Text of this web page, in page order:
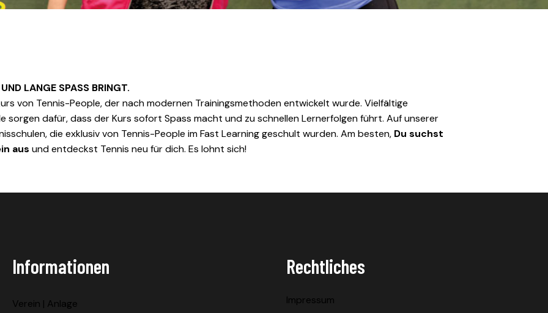
LANGE SPASS BRINGT.
von Tennis-People, der nach modernen Trainingsmethoden entwickelt wurde. Vielfältige
sorgen dafür, dass der Kurs sofort Spass macht und zu schnellen Lernerfolgen führt. Auf unserer
die exklusiv von Tennis-People im Fast Learning geschult wurden. Am besten, Du suchst
aus und entdeckst Tennis neu für dich. Es lohnt sich!
Informationen
Verein | Anlage
Rechtliches
Impressum